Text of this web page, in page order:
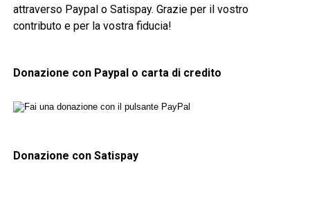
attraverso Paypal o Satispay. Grazie per il vostro
contributo e per la vostra fiducia!
Donazione con Paypal o carta di credito
Donazione con Satispay